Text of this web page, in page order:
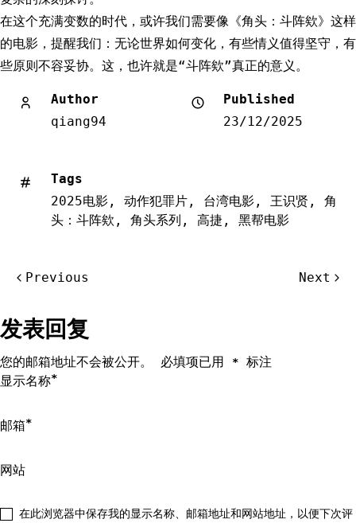
在这个充满变数的时代，或许我们需要像《角头：斗阵欸》这样
的电影，提醒我们：无论世界如何变化，有些情义值得坚守，有
些原则不容妥协。这，也许就是“斗阵欸”真正的意义。
Author
qiang94
Published
23/12/2025
Tags
2025电影 , 动作犯罪片 , 台湾电影 , 王识贤 , 角
头：斗阵欸 , 角头系列 , 高捷 , 黑帮电影
航
Previous Next
发表回复
您的邮箱地址不会被公开。 必填项已用 * 标注
显示名称*
邮箱*
网站
在此浏览器中保存我的显示名称、邮箱地址和网站地址，以便下次评